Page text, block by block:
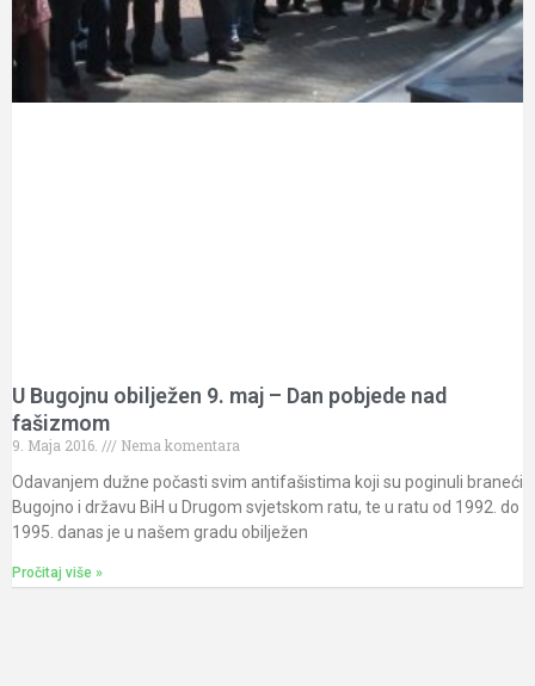
U Bugojnu obilježen 9. maj – Dan pobjede nad
fašizmom
9. Maja 2016.
Nema komentara
Odavanjem dužne počasti svim antifašistima koji su poginuli braneći
Bugojno i državu BiH u Drugom svjetskom ratu, te u ratu od 1992. do
1995. danas je u našem gradu obilježen
Pročitaj više »